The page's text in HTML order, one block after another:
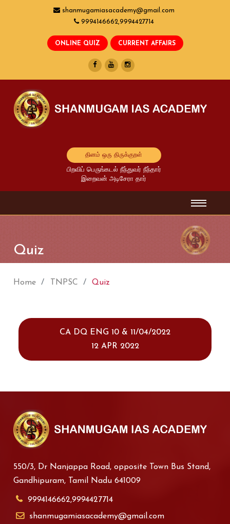
shanmugamiasacademy@gmail.com
9994146662,9994427714
தினம் ஒரு திருக்குறள்
பிறவிப் பெருங்கடல் நீந்துவர் நீந்தார்
இறைவன் அடிசேரா தார்
Quiz
Home TNPSC Quiz
CA DQ ENG 10 & 11/04/2022
12 APR 2022
550/3, Dr Nanjappa Road, opposite Town Bus Stand,
Gandhipuram, Tamil Nadu 641009
9994146662,9994427714
shanmugamiasacademy@gmail.com